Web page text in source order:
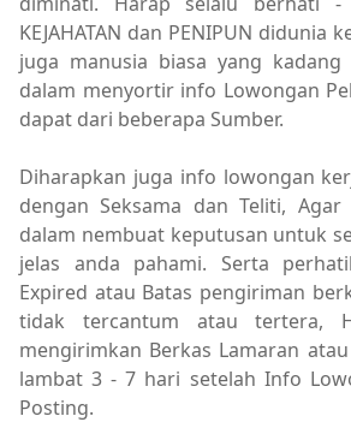
KEJAHATAN dan PENIPUN didunia
juga manusia biasa yang
dalam menyortir info Lowongan
dapat dari beberapa Sumber.
Diharapkan juga info lowongan
dengan Seksama dan Teliti,
dalam nembuat keputusan untuk
jelas anda pahami. Serta
Expired atau Batas pengiriman
tidak tercantum atau tertera,
mengirimkan Berkas Lamaran
lambat 3 - 7 hari setelah Info
Posting.